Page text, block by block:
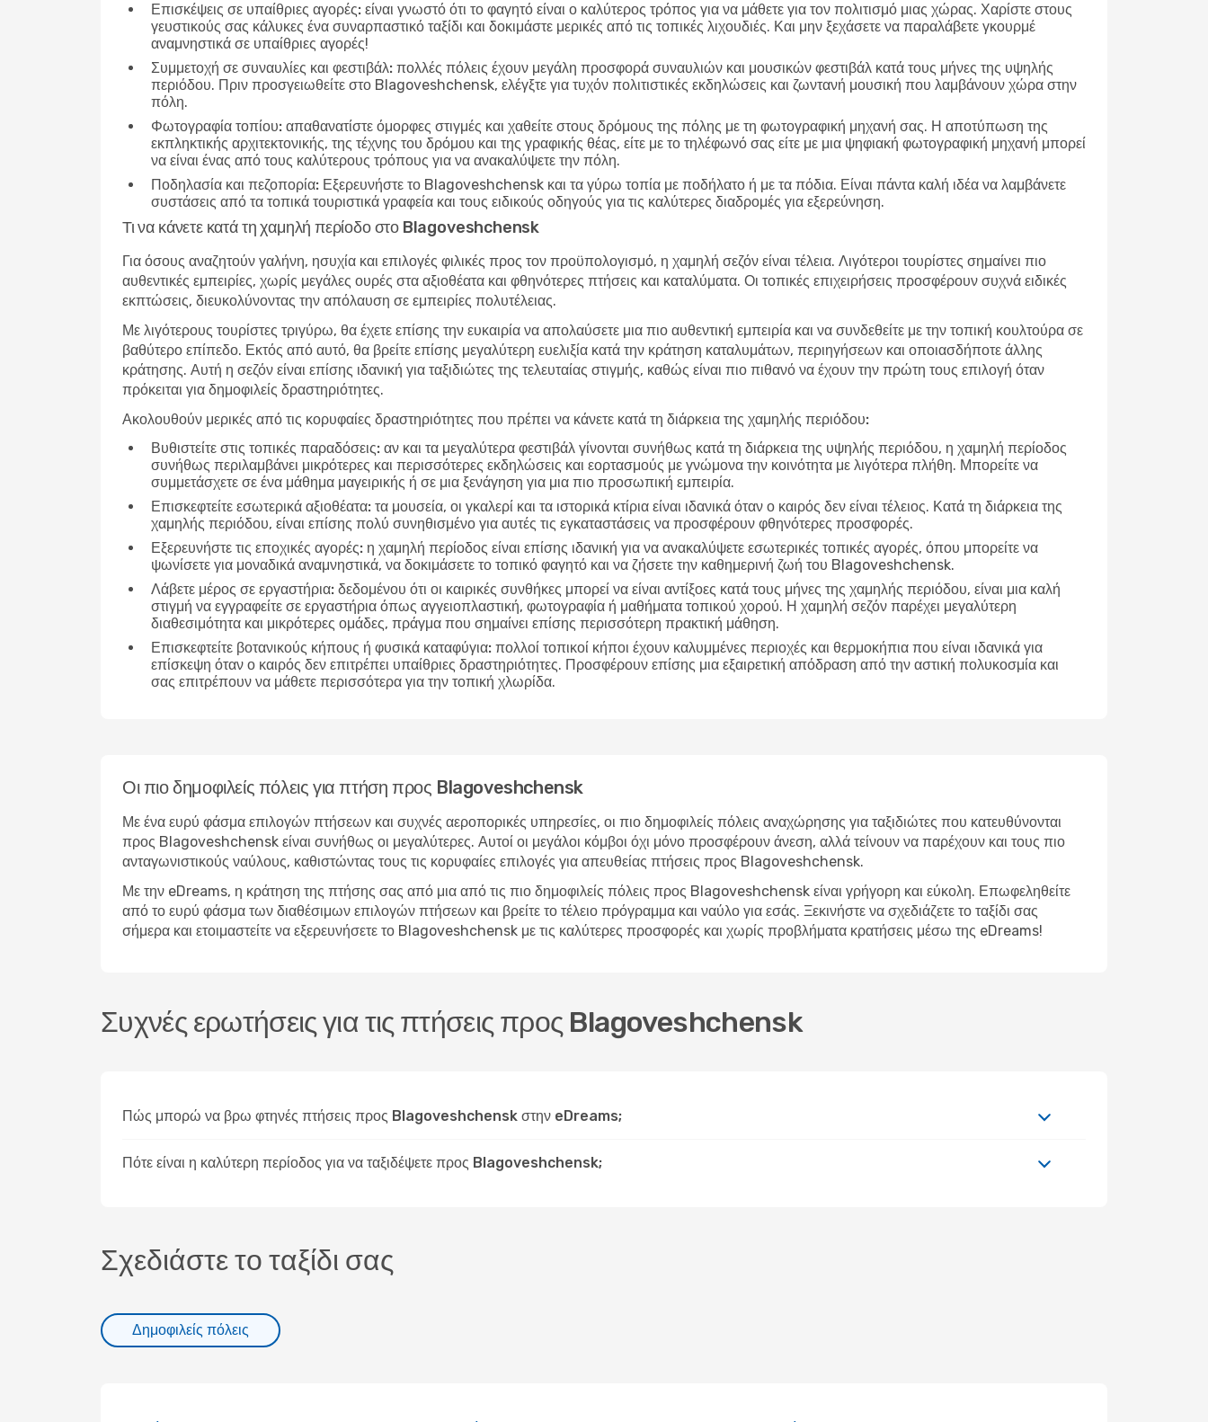
Επισκέψεις σε υπαίθριες αγορές: είναι γνωστό ότι το φαγητό είναι ο καλύτερος τρόπος για να μάθετε για τον πολιτισμό μιας χώρας. Χαρίστε στους
γευστικούς σας κάλυκες ένα συναρπαστικό ταξίδι και δοκιμάστε μερικές από τις τοπικές λιχουδιές. Και μην ξεχάσετε να παραλάβετε γκουρμέ
αναμνηστικά σε υπαίθριες αγορές!
Συμμετοχή σε συναυλίες και φεστιβάλ: πολλές πόλεις έχουν μεγάλη προσφορά συναυλιών και μουσικών φεστιβάλ κατά τους μήνες της υψηλής
περιόδου. Πριν προσγειωθείτε στο Blagoveshchensk, ελέγξτε για τυχόν πολιτιστικές εκδηλώσεις και ζωντανή μουσική που λαμβάνουν χώρα στην
πόλη.
Φωτογραφία τοπίου: απαθανατίστε όμορφες στιγμές και χαθείτε στους δρόμους της πόλης με τη φωτογραφική μηχανή σας. Η αποτύπωση της
εκπληκτικής αρχιτεκτονικής, της τέχνης του δρόμου και της γραφικής θέας, είτε με το τηλέφωνό σας είτε με μια ψηφιακή φωτογραφική μηχανή μπορεί
να είναι ένας από τους καλύτερους τρόπους για να ανακαλύψετε την πόλη.
Ποδηλασία και πεζοπορία: Εξερευνήστε το Blagoveshchensk και τα γύρω τοπία με ποδήλατο ή με τα πόδια. Είναι πάντα καλή ιδέα να λαμβάνετε
συστάσεις από τα τοπικά τουριστικά γραφεία και τους ειδικούς οδηγούς για τις καλύτερες διαδρομές για εξερεύνηση.
Τι να κάνετε κατά τη χαμηλή περίοδο στο Blagoveshchensk
Για όσους αναζητούν γαλήνη, ησυχία και επιλογές φιλικές προς τον προϋπολογισμό, η χαμηλή σεζόν είναι τέλεια. Λιγότεροι τουρίστες σημαίνει πιο
αυθεντικές εμπειρίες, χωρίς μεγάλες ουρές στα αξιοθέατα και φθηνότερες πτήσεις και καταλύματα. Οι τοπικές επιχειρήσεις προσφέρουν συχνά ειδικές
εκπτώσεις, διευκολύνοντας την απόλαυση σε εμπειρίες πολυτέλειας.
Με λιγότερους τουρίστες τριγύρω, θα έχετε επίσης την ευκαιρία να απολαύσετε μια πιο αυθεντική εμπειρία και να συνδεθείτε με την τοπική κουλτούρα σε
βαθύτερο επίπεδο. Εκτός από αυτό, θα βρείτε επίσης μεγαλύτερη ευελιξία κατά την κράτηση καταλυμάτων, περιηγήσεων και οποιασδήποτε άλλης
κράτησης. Αυτή η σεζόν είναι επίσης ιδανική για ταξιδιώτες της τελευταίας στιγμής, καθώς είναι πιο πιθανό να έχουν την πρώτη τους επιλογή όταν
πρόκειται για δημοφιλείς δραστηριότητες.
Ακολουθούν μερικές από τις κορυφαίες δραστηριότητες που πρέπει να κάνετε κατά τη διάρκεια της χαμηλής περιόδου:
Βυθιστείτε στις τοπικές παραδόσεις: αν και τα μεγαλύτερα φεστιβάλ γίνονται συνήθως κατά τη διάρκεια της υψηλής περιόδου, η χαμηλή περίοδος
συνήθως περιλαμβάνει μικρότερες και περισσότερες εκδηλώσεις και εορτασμούς με γνώμονα την κοινότητα με λιγότερα πλήθη. Μπορείτε να
συμμετάσχετε σε ένα μάθημα μαγειρικής ή σε μια ξενάγηση για μια πιο προσωπική εμπειρία.
Επισκεφτείτε εσωτερικά αξιοθέατα: τα μουσεία, οι γκαλερί και τα ιστορικά κτίρια είναι ιδανικά όταν ο καιρός δεν είναι τέλειος. Κατά τη διάρκεια της
χαμηλής περιόδου, είναι επίσης πολύ συνηθισμένο για αυτές τις εγκαταστάσεις να προσφέρουν φθηνότερες προσφορές.
Εξερευνήστε τις εποχικές αγορές: η χαμηλή περίοδος είναι επίσης ιδανική για να ανακαλύψετε εσωτερικές τοπικές αγορές, όπου μπορείτε να
ψωνίσετε για μοναδικά αναμνηστικά, να δοκιμάσετε το τοπικό φαγητό και να ζήσετε την καθημερινή ζωή του Blagoveshchensk.
Λάβετε μέρος σε εργαστήρια: δεδομένου ότι οι καιρικές συνθήκες μπορεί να είναι αντίξοες κατά τους μήνες της χαμηλής περιόδου, είναι μια καλή
στιγμή να εγγραφείτε σε εργαστήρια όπως αγγειοπλαστική, φωτογραφία ή μαθήματα τοπικού χορού. Η χαμηλή σεζόν παρέχει μεγαλύτερη
διαθεσιμότητα και μικρότερες ομάδες, πράγμα που σημαίνει επίσης περισσότερη πρακτική μάθηση.
Επισκεφτείτε βοτανικούς κήπους ή φυσικά καταφύγια: πολλοί τοπικοί κήποι έχουν καλυμμένες περιοχές και θερμοκήπια που είναι ιδανικά για
επίσκεψη όταν ο καιρός δεν επιτρέπει υπαίθριες δραστηριότητες. Προσφέρουν επίσης μια εξαιρετική απόδραση από την αστική πολυκοσμία και
σας επιτρέπουν να μάθετε περισσότερα για την τοπική χλωρίδα.
Οι πιο δημοφιλείς πόλεις για πτήση προς Blagoveshchensk
Με ένα ευρύ φάσμα επιλογών πτήσεων και συχνές αεροπορικές υπηρεσίες, οι πιο δημοφιλείς πόλεις αναχώρησης για ταξιδιώτες που κατευθύνονται
προς Blagoveshchensk είναι συνήθως οι μεγαλύτερες. Αυτοί οι μεγάλοι κόμβοι όχι μόνο προσφέρουν άνεση, αλλά τείνουν να παρέχουν και τους πιο
ανταγωνιστικούς ναύλους, καθιστώντας τους τις κορυφαίες επιλογές για απευθείας πτήσεις προς Blagoveshchensk.
Με την eDreams, η κράτηση της πτήσης σας από μια από τις πιο δημοφιλείς πόλεις προς Blagoveshchensk είναι γρήγορη και εύκολη. Επωφεληθείτε
από το ευρύ φάσμα των διαθέσιμων επιλογών πτήσεων και βρείτε το τέλειο πρόγραμμα και ναύλο για εσάς. Ξεκινήστε να σχεδιάζετε το ταξίδι σας
σήμερα και ετοιμαστείτε να εξερευνήσετε το Blagoveshchensk με τις καλύτερες προσφορές και χωρίς προβλήματα κρατήσεις μέσω της eDreams!
Συχνές ερωτήσεις για τις πτήσεις προς Blagoveshchensk
Πώς μπορώ να βρω φτηνές πτήσεις προς Blagoveshchensk στην eDreams;
Πότε είναι η καλύτερη περίοδος για να ταξιδέψετε προς Blagoveshchensk;
Σχεδιάστε το ταξίδι σας
Δημοφιλείς πόλεις